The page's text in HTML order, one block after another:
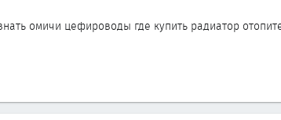
омичи цефироводы где купить радиатор